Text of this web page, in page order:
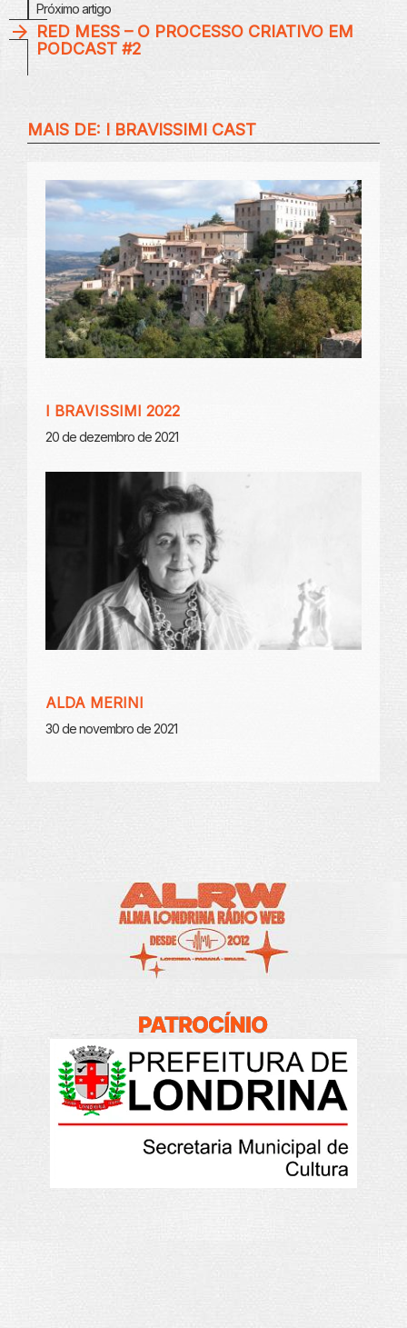
Próximo artigo
RED MESS – O PROCESSO CRIATIVO EM
PODCAST #2
MAIS DE: I BRAVISSIMI CAST
I BRAVISSIMI 2022
20 de dezembro de 2021
ALDA MERINI
30 de novembro de 2021